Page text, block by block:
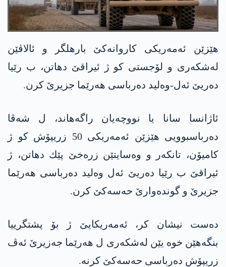
هێزێن ئه‌مەریکی کاروانەکێ بارهلگر و ئالاڤێن
لەشکەری و لۆجستی کو ژ ئیراقێ دهاتن، ب رێیا
دەریێ ئەل-وەلید ده‌رباسی هه‌رێما جزیرێ كرن.
ئاژانسا سانا یا نووچەیان راگه‌هاند، ل شه‌ڤا
ده‌رباسبوویی هێزێن ئه‌مه‌ریكی 50 زریپۆش كو ژ
كامیۆن، تانكه‌ر و وه‌سایتێن زره‌خێ پێك دهاتن، ژ
ئیراقێ ب رێیا ده‌ریێ ئه‌ل وه‌لید ده‌رباسی هه‌رێما
جزیرێ و گونده‌وارێ حه‌سه‌كێ كرن.
ده‌ست نیشان كر، ئه‌مه‌ریكایێ ژ بۆ پشتگرییا
بنگەهێن خوە یێن لەشکەری ل هەرێما جەزیرێ ئه‌ڤ
زریپۆش ده‌رباسی حه‌سه‌كێ كرنه‌.